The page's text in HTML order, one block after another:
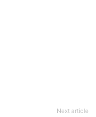
Next article